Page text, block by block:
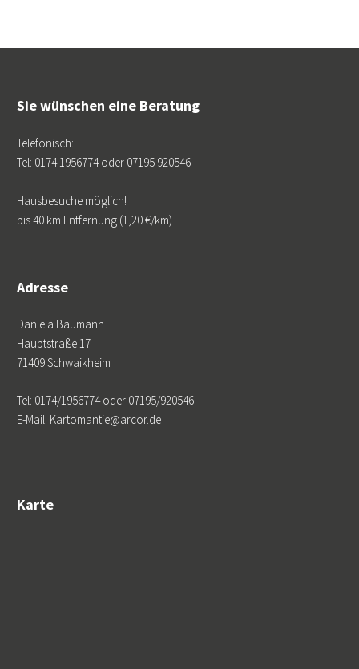
Sie wünschen eine Beratung
Telefonisch:
Tel: 0174 1956774 oder 07195 920546
Hausbesuche möglich!
bis 40 km Entfernung (1,20 €/km)
Adresse
Daniela Baumann
Hauptstraße 17
71409 Schwaikheim
Tel: 0174/1956774 oder 07195/920546
E-Mail: Kartomantie@arcor.de
Karte